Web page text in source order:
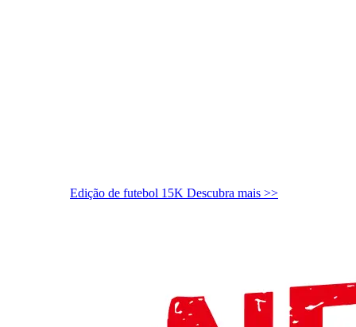
Edição de futebol 15K Descubra mais >>